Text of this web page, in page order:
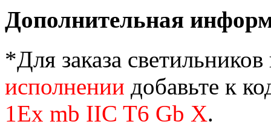
Дополнительная
*Для заказа
исполнении добавьте к
1Ex mb IIC T6 Gb X.